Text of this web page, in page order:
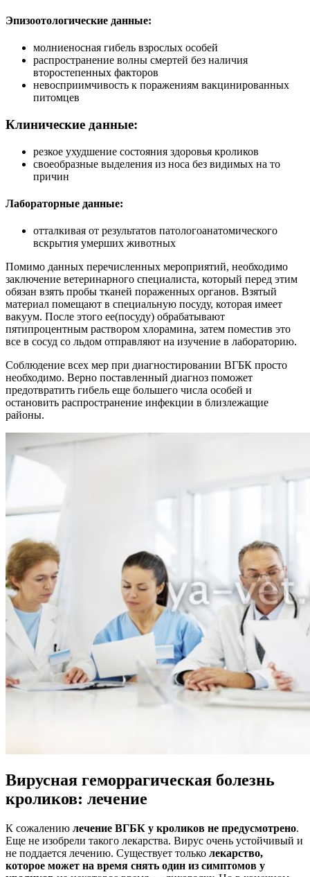
Эпизоотологические данные:
молниеносная гибель взрослых особей
распространение волны смертей без наличия
второстепенных факторов
невосприимчивость к поражениям вакцинированных
питомцев
Клинические данные:
резкое ухудшение состояния здоровья кроликов
своеобразные выделения из носа без видимых на то
причин
Лабораторные данные:
отталкивая от результатов патологоанатомического
вскрытия умерших животных
Помимо данных перечисленных мероприятий, необходимо
заключение ветеринарного специалиста, который перед этим
обязан взять пробы тканей пораженных органов. Взятый
материал помещают в специальную посуду, которая имеет
вакуум. После этого ее(посуду) обрабатывают
пятипроцентным раствором хлорамина, затем поместив это
все в сосуд со льдом отправляют на изучение в лабораторию.
Соблюдение всех мер при диагностировании ВГБК просто
необходимо. Верно поставленный диагноз поможет
предотвратить гибель еще большего числа особей и
остановить распространение инфекции в близлежащие
районы.
Вирусная геморрагическая болезнь
кроликов: лечение
К сожалению лечение ВГБК у кроликов не предусмотрено.
Еще не изобрели такого лекарства. Вирус очень устойчивый и
не поддается лечению. Существует только лекарство,
которое может на время снять один из симптомов у